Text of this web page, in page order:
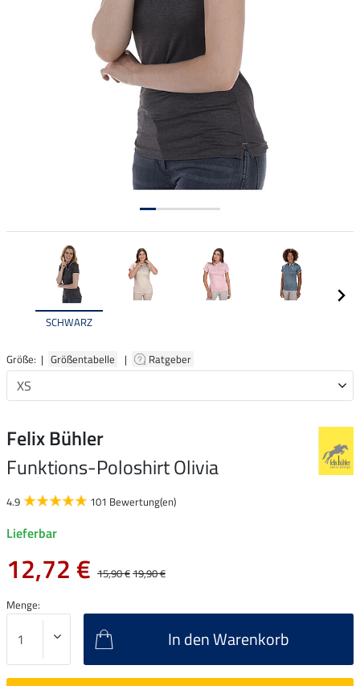
SCHWARZ
Größe: | Größentabelle | Ratgeber
Felix Bühler
Funktions-Poloshirt Olivia
4.9 101 Bewertung(en)
Lieferbar
12,72 € 15,90 €19,90 €
Menge:
In den Warenkorb